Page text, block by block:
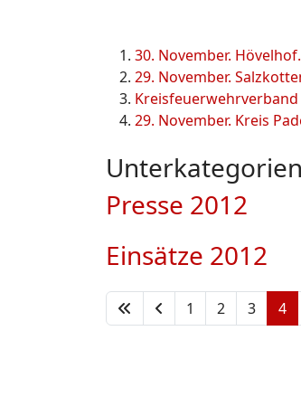
30. November. Hövelhof.
29. November.
29. November. Kreis
Unterkategorien
Presse 2012
Einsätze 2012
1 2 3 4